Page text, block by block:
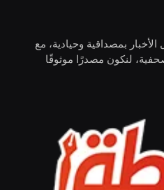
بمصداقية وحيادية، مع
لنكون مصدرًا موثوقًا